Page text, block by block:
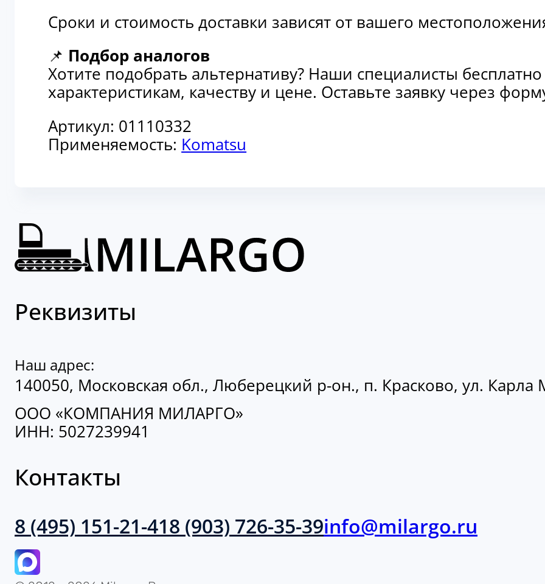
Сроки и стоимость доставки зависят от вашего
📌 Подбор аналогов
Хотите подобрать альтернативу? Наши специалисты
характеристикам, качеству и цене. Оставьте заявку через
Артикул: 01110332
Применяемость: Komatsu
Реквизиты
Наш адрес:
140050, Московская обл., Люберецкий р-он., п. Красково, ул. Карла
ООО «КОМПАНИЯ МИЛАРГО»
ИНН: 5027239941
Контакты
8 (495) 151-21-418 (903) 726-35-39info@milargo.ru